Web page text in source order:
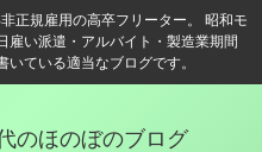
正規雇用の高卒フリーター。 昭和モ
雇い派遣・アルバイト・製造業期間
ている適当なブログです。
のほのぼのブログ